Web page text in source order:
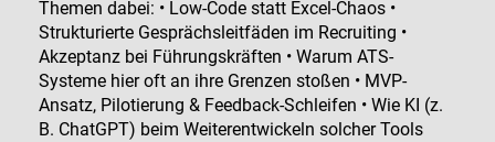
Themen dabei: • Low-Code statt Excel-Chaos •
Strukturierte Gesprächsleitfäden im Recruiting •
Akzeptanz bei Führungskräften • Warum ATS-
Systeme hier oft an ihre Grenzen stoßen • MVP-
Ansatz, Pilotierung & Feedback-Schleifen • Wie KI (z.
B. ChatGPT) beim Weiterentwickeln solcher Tools